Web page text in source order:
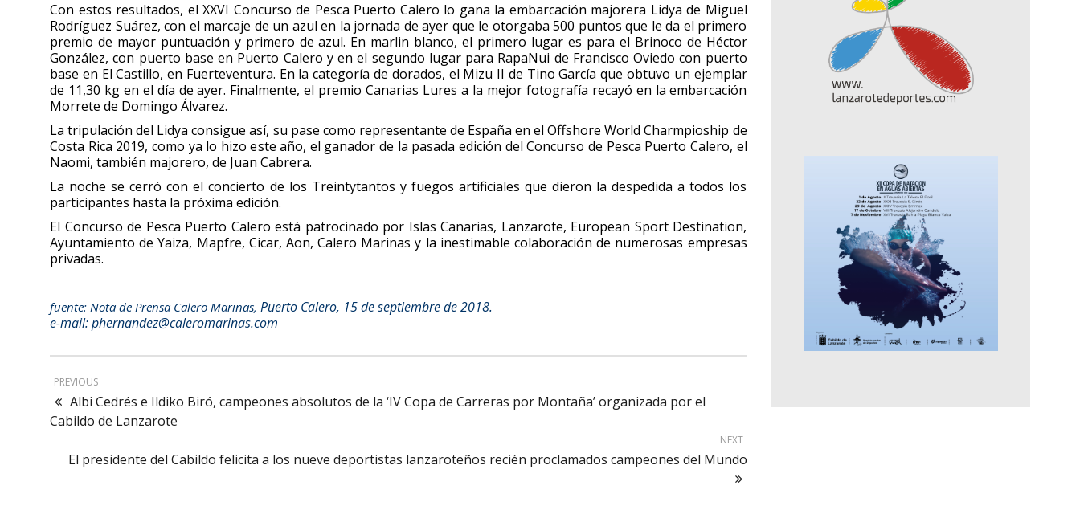
Con estos resultados, el XXVI Concurso de Pesca Puerto Calero lo gana la embarcación majorera Lidya de Miguel
Rodríguez Suárez, con el marcaje de un azul en la jornada de ayer que le otorgaba 500 puntos que le da el primero
premio de mayor puntuación y primero de azul. En marlin blanco, el primero lugar es para el Brinoco de Héctor
González, con puerto base en Puerto Calero y en el segundo lugar para RapaNui de Francisco Oviedo con puerto
base en El Castillo, en Fuerteventura. En la categoría de dorados, el Mizu II de Tino García que obtuvo un ejemplar
de 11,30 kg en el día de ayer. Finalmente, el premio Canarias Lures a la mejor fotografía recayó en la embarcación
Morrete de Domingo Álvarez.
La tripulación del Lidya consigue así, su pase como representante de España en elOffshore World Charmpioship de
Costa Rica 2019, como ya lo hizo este año, el ganador de la pasada edición del Concurso de Pesca Puerto Calero, el
Naomi, también majorero, de Juan Cabrera.
La noche se cerró con el concierto de los Treintytantos y fuegos artificiales que dieron la despedida a todos los
participantes hasta la próxima edición.
El Concurso de Pesca Puerto Calero está patrocinado por Islas Canarias, Lanzarote, European Sport Destination,
Ayuntamiento de Yaiza, Mapfre, Cicar, Aon, Calero Marinas y la inestimable colaboración de numerosas empresas
privadas.
fuente: Nota de Prensa Calero Marinas, Puerto Calero, 15 de septiembre de 2018.
e-mail:phernandez@caleromarinas.com
PREVIOUS
Albi Cedrés e Ildiko Biró, campeones absolutos de la ‘IV Copa de Carreras por Montaña’ organizada por el
Cabildo de Lanzarote
NEXT
El presidente del Cabildo felicita a los nueve deportistas lanzaroteños recién proclamados campeones del Mundo